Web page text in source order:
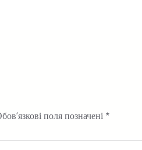
поля позначені *